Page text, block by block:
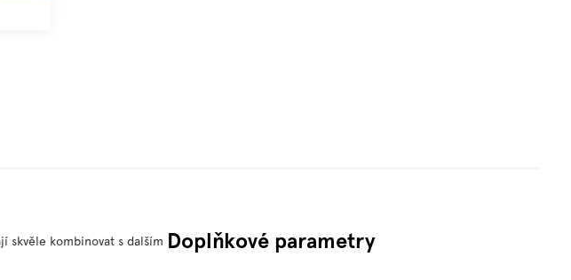
skvěle kombinovat s dalším Doplňkové parametry